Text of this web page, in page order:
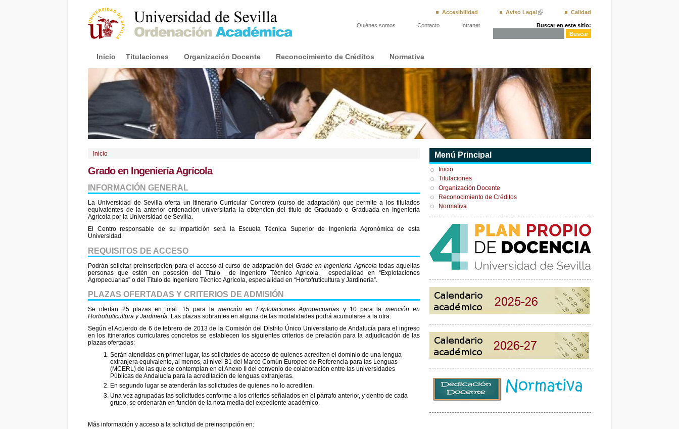
Accesibilidad Aviso Legal Calidad
Buscar en este sitio:
Quiénes somos Contacto Intranet
Inicio Titulaciones Organización Docente Reconocimiento de Créditos Normativa
Inicio
Grado en Ingeniería Agrícola
INFORMACIÓN GENERAL
La Universidad de Sevilla oferta un Itinerario Curricular Concreto (curso de adaptación) que permite a los titulados
equivalentes de la anterior ordenación universitaria la obtención del título de Graduado o Graduada en Ingeniería
Agrícola por la Universidad de Sevilla.
El Centro responsable de su impartición será la Escuela Técnica Superior de Ingeniería Agronómica de esta
Universidad.
REQUISITOS DE ACCESO
Podrán solicitar preinscripción para el acceso al curso de adaptación delGrado enIngeniería Agrícola todas aquellas
personas que estén en posesión del Título de Ingeniero Técnico Agrícola, especialidad en “Explotaciones
Agropecuarias” o del Título de Ingeniero Técnico Agrícola, especialidad en “Hortofruticultura y Jardinería”.
PLAZAS OFERTADAS Y CRITERIOS DE ADMISIÓN
Se ofertan 25 plazas en total: 15 para la mención en Explotaciones Agropecuarias y 10 para la mención en
Hortrofruticultura y Jardinería. Las plazas sobrantes en alguna de las modalidades podrá acumularse a la otra.
Según el Acuerdo de 6 de febrero de 2013 de la Comisión del Distrito Único Universitario de Andalucía para el ingreso
en los itinerarios curriculares concretos se establecen los siguientes criterios de prelación para la adjudicación de las
plazas ofertadas:
Serán atendidas en primer lugar, las solicitudes de acceso de quienes acrediten el dominio de una lengua
extranjera equivalente, al menos, al nivel B1 del Marco Común Europeo de Referencia para las Lenguas
(MCERL) de las que se contemplan en el Anexo II del convenio de colaboración entre las universidades
Públicas de Andalucía para la acreditación de lenguas extranjeras.
En segundo lugar se atenderán las solicitudes de quienes no lo acrediten.
Una vez agrupadas las solicitudes conforme a los criterios señalados en el párrafo anterior, y dentro de cada
grupo, se ordenarán en función de la nota media del expediente académico.
Más información y acceso a la solicitud de preinscripción en:
Menú Principal
Inicio
Titulaciones
Organización Docente
Reconocimiento de Créditos
Normativa